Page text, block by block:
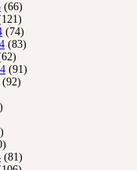
(66)
(74)
(83)
(91)
(92)
(81)